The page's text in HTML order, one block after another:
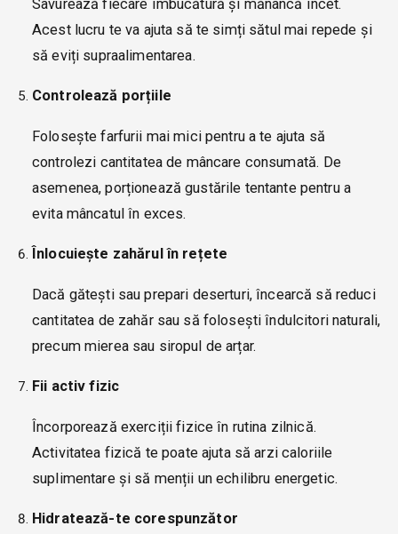
Savurează fiecare îmbucătură și mănâncă încet.
Acest lucru te va ajuta să te simți sătul mai repede și
să eviți supraalimentarea.
Controlează porțiile
Folosește farfurii mai mici pentru a te ajuta să
controlezi cantitatea de mâncare consumată. De
asemenea, porționează gustările tentante pentru a
evita mâncatul în exces.
Înlocuiește zahărul în rețete
Dacă gătești sau prepari deserturi, încearcă să reduci
cantitatea de zahăr sau să folosești îndulcitori naturali,
precum mierea sau siropul de arțar.
Fii activ fizic
Încorporează exerciții fizice în rutina zilnică.
Activitatea fizică te poate ajuta să arzi caloriile
suplimentare și să menții un echilibru energetic.
Hidratează-te corespunzător